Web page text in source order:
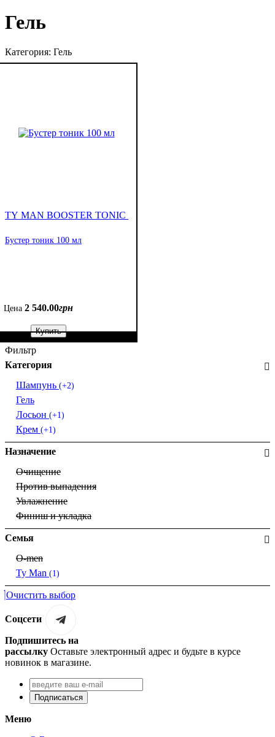
Гель
Категория: Гель
TY MAN BOOSTER TONIC
Бустер тоник 100 мл
Цена 2 540.00грн
Купить
Фильтр
Категория
Шампунь (+2)
Гель
Лосьон (+1)
Крем (+1)
Назначение
Очищение
Против выпадения
Увлажнение
Финиш и укладка
Семья
O-men
Ty Man (1)
Очистить выбор
Соцсети
Подпишитесь на
рассылку Оставьте электронный адрес и будьте в курсе
новинок в магазине.
Подписаться
Меню